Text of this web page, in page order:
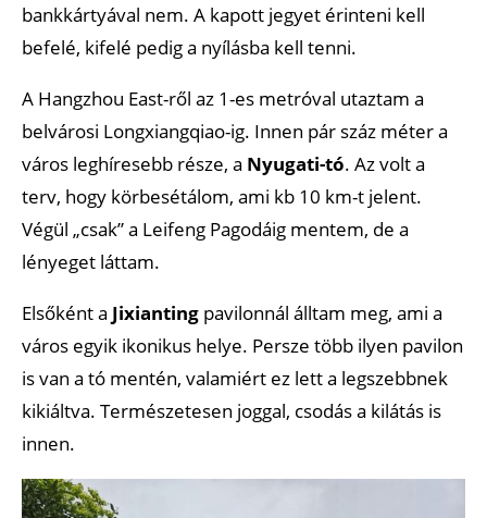
bankkártyával nem. A kapott jegyet érinteni kell
befelé, kifelé pedig a nyílásba kell tenni.
A Hangzhou East-ről az 1-es metróval utaztam a
belvárosi Longxiangqiao-ig. Innen pár száz méter a
város leghíresebb része, a Nyugati-tó. Az volt a
terv, hogy körbesétálom, ami kb 10 km-t jelent.
Végül „csak” a Leifeng Pagodáig mentem, de a
lényeget láttam.
Elsőként a Jixianting pavilonnál álltam meg, ami a
város egyik ikonikus helye. Persze több ilyen pavilon
is van a tó mentén, valamiért ez lett a legszebbnek
kikiáltva. Természetesen joggal, csodás a kilátás is
innen.